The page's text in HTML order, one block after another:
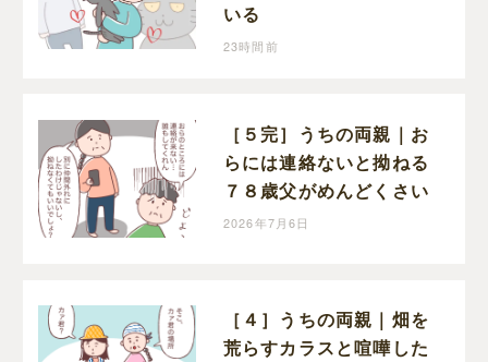
いる
23時間前
［５完］うちの両親｜お
らには連絡ないと拗ねる
７８歳父がめんどくさい
2026年7月6日
［４］うちの両親｜畑を
荒らすカラスと喧嘩した